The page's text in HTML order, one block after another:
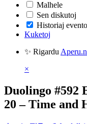
Malhele
Sen diskutoj
Historiaj
Kuketoj
✨ Rigardu
×
Duolingo #592
20 – Time and